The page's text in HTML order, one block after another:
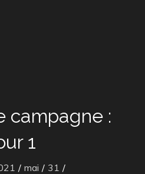
campagne :
1
mai
31